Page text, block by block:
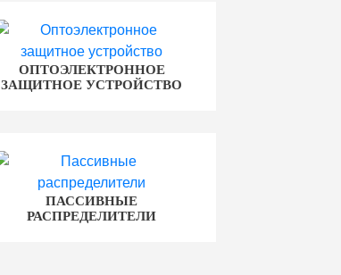
ОПТОЭЛЕКТРОННОЕ
ЗАЩИТНОЕ УСТРОЙСТВО
ПАССИВНЫЕ
РАСПРЕДЕЛИТЕЛИ